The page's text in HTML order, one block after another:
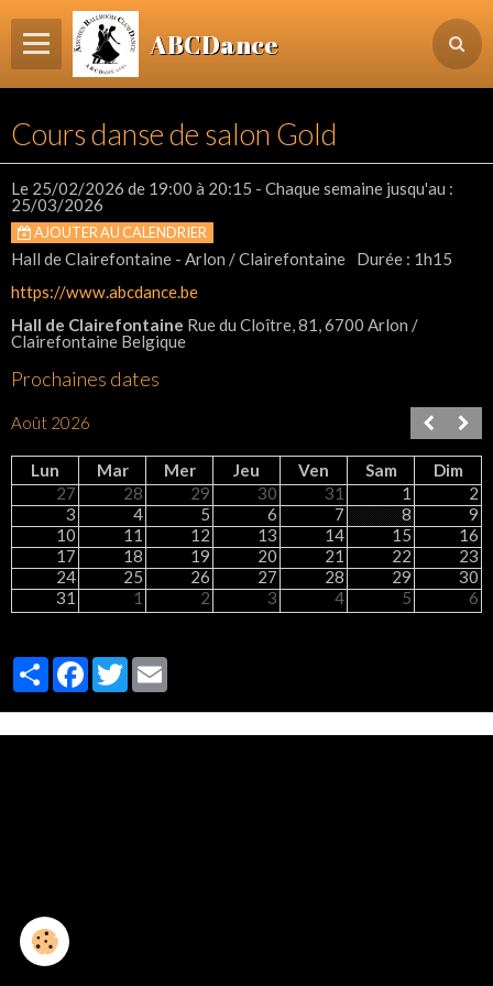
ABCDance
Informations
Agenda Evénements / Cours / Workshops
Inscription & Cours
Contact
Login membre
Cours danse de salon Gold
Le 25/02/2026 de 19:00 à 20:15 - Chaque semaine jusqu'au :
25/03/2026
AJOUTER AU CALENDRIER
Hall de Clairefontaine - Arlon / Clairefontaine
Durée : 1h15
https://www.abcdance.be
Hall de Clairefontaine Rue du Cloître, 81, 6700 Arlon /
Clairefontaine Belgique
Prochaines dates
Août 2026
Lun Mar Mer Jeu Ven Sam
Dim
27
28 29 30 31 1
2
3
4 5 6 7 8
9
10
11 12 13 14 15
16
17
18 19 20 21 22
23
24
25 26 27 28 29
30
31
1 2 3 4 5 6
PartagerFacebook
Twitter